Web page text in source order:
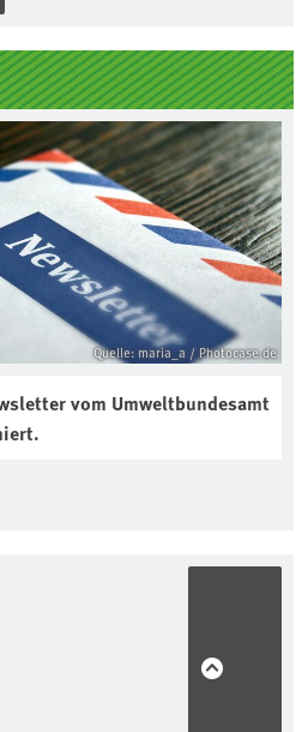
Quelle: maria_a / Photocase.de
vom Umweltbundesamt